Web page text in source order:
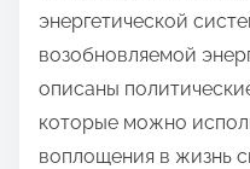
энергетической
возобновляемой
описаны
которые можно
воплощения в жизнь